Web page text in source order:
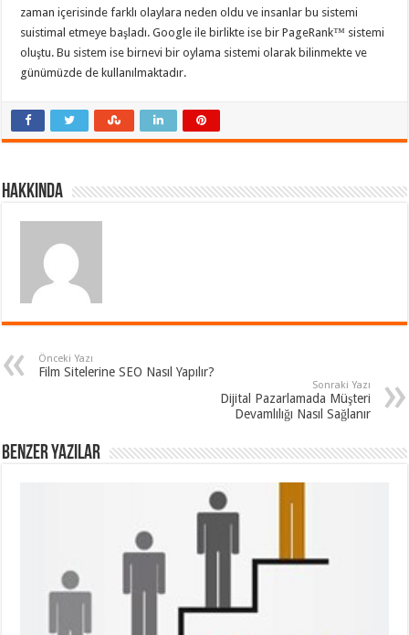
zaman içerisinde farklı olaylara neden oldu ve insanlar bu sistemi
suistimal etmeye başladı. Google ile birlikte ise bir PageRank™ sistemi
oluştu. Bu sistem ise birnevi bir oylama sistemi olarak bilinmekte ve
günümüzde de kullanılmaktadır.
Hakkında
Önceki Yazı
Film Sitelerine SEO Nasıl Yapılır?
Sonraki Yazı
Dijital Pazarlamada Müşteri
Devamlılığı Nasıl Sağlanır
Benzer Yazılar